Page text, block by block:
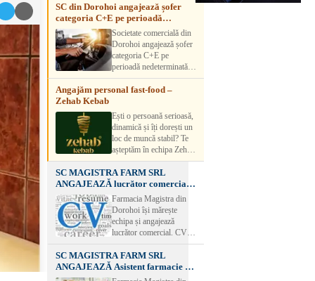
SC din Dorohoi angajează șofer
categoria C+E pe perioadă
nedeterminatăSocietate comercială din
Dorohoi angajează șofer
categoria C+E pe
perioadă nedeterminată.
Candidatul trebuie să
aibă experiență și atestat
detalii, vă rog să sunați la
numărul de telefon.
Angajăm personal fast-food –
Zehab Kebab
Ești o persoană serioasă,
dinamică și îți dorești un
loc de muncă stabil? Te
așteptăm în echipa Zehab
Kebab! Posturi
disponibile: -
SHAORMAR AJUTOR
BUCATAR 2/posturi -
LUCRATOR
COMERCIAL
VANZATOR /2 posturi
muncă Program flexibil
Salariu motivant, în
funcție de experienț
SC MAGISTRA FARM SRL
ANGAJEAZĂ lucrător comercial –
DOROHOI
Farmacia Magistra din
Dorohoi își mărește
echipa și angajează
lucrător comercial. CV-
urile se pot depune: * la
sediul Farmaciei
Magistra – Bulevardul
Victoriei nr. 23, Dorohoi
SC MAGISTRA FARM SRL
ANGAJEAZĂ Asistent farmacie –
DOROHOI